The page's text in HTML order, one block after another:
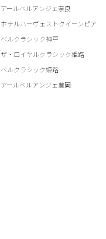
アールベルアンジェ奈良
ホテルハーヴェストクイーンピア
ベルクラシック神戸
ザ・ロイヤルクラシック姫路
ベルクラシック姫路
アールベルアンジェ豊岡